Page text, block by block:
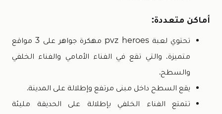
أماكن متعددة:
تحتوي لعبة pvz heroes مهكرة جواهر على 3 مواقع
متميزة، والتي تقع في الفناء الأمامي والفناء الخلفي
والسطح.
يقع السطح داخل مبنى مرتفع وإطلالة على المدينة.
تتمتع الفناء الخلفي بإطلالة على الحديقة مليئة